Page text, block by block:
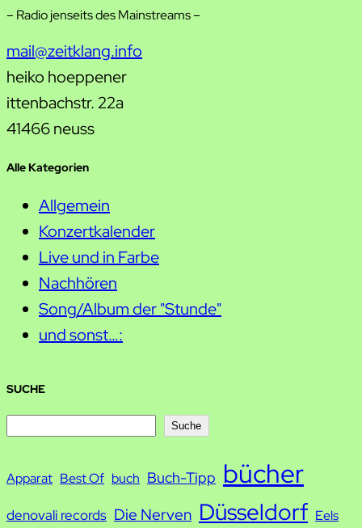
– Radio jenseits des Mainstreams –
mail@zeitklang.info
heiko hoeppener
ittenbachstr. 22a
41466 neuss
Alle Kategorien
Allgemein
Konzertkalender
Live und in Farbe
Nachhören
Song/Album der "Stunde"
und sonst…:
SUCHE
c
Suche
Apparat Best Of buch Buch-Tipp bücher
denovali records Die Nerven Düsseldorf Eels